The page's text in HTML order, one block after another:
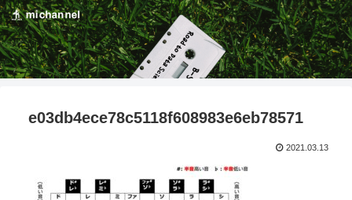
e03db4ece78c5118f608983e6eb78571
2021.03.13